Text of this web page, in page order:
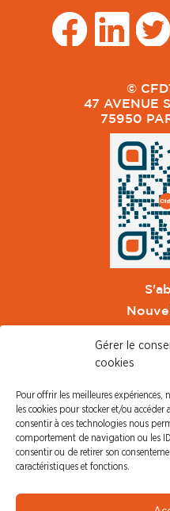
Gérer le
cookies
Pour offrir les meilleures
les cookies pour stocker et/ou
consentir à ces technologies nous
comportement de navigation ou les
consentir ou de retirer son
caractéristiques et fonctions.
©
47 AVENUE
75950
CFDT